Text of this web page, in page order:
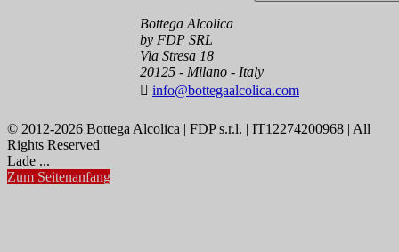
Bottega Alcolica
by FDP SRL
Via Stresa 18
20125 - Milano - Italy
 info@bottegaalcolica.com
© 2012-2026 Bottega Alcolica | FDP s.r.l. | IT12274200968 | All
Rights Reserved
Lade ...
Zum Seitenanfang